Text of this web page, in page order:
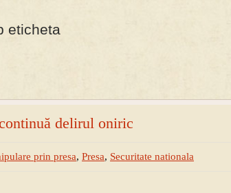
eticheta
delirul oniric
prin presa, Presa, Securitate nationala